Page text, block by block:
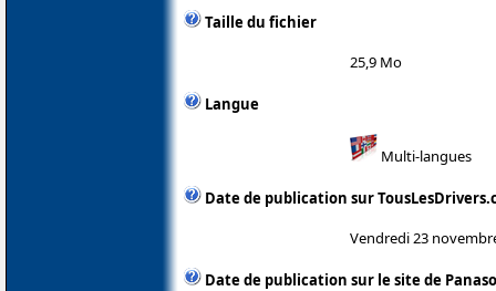
Taille du fichier
25,9 Mo
Langue
Multi-langues
Date de publication sur
Vendredi 23
Date de publication sur le site de